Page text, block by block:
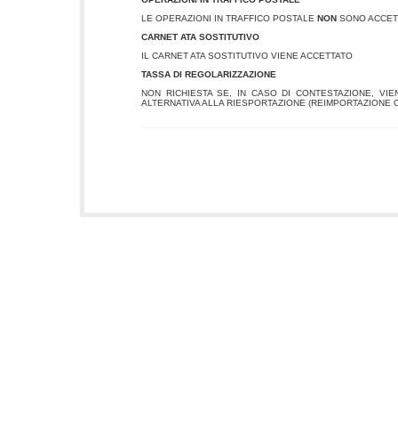
LE OPERAZIONI IN TRAFFICO POSTALE NON SONO
CARNET ATA SOSTITUTIVO
IL CARNET ATA SOSTITUTIVO VIENE ACCETTATO
TASSA DI REGOLARIZZAZIONE
NON RICHIESTA SE, IN CASO DI CONTESTAZIONE,
ALTERNATIVA ALLA RIESPORTAZIONE (REIMPORTAZIONE